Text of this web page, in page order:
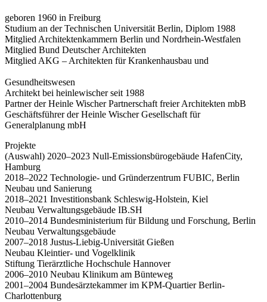
geboren 1960 in Freiburg
Studium an der Technischen Universität Berlin, Diplom 1988
Mitglied Architektenkammern Berlin und Nordrhein-Westfalen
Mitglied Bund Deutscher Architekten
Mitglied AKG – Architekten für Krankenhausbau und
Gesundheitswesen
Architekt bei heinlewischer seit 1988
Partner der Heinle Wischer Partnerschaft freier Architekten mbB
Geschäftsführer der Heinle Wischer Gesellschaft für
Generalplanung mbH
Projekte
(Auswahl) 2020–2023 Null-Emissionsbürogebäude HafenCity,
Hamburg
2018–2022 Technologie- und Gründerzentrum FUBIC, Berlin
Neubau und Sanierung
2018–2021 Investitionsbank Schleswig-Holstein, Kiel
Neubau Verwaltungsgebäude IB.SH
2010–2014 Bundesministerium für Bildung und Forschung, Berlin
Neubau Verwaltungsgebäude
2007–2018 Justus-Liebig-Universität Gießen
Neubau Kleintier- und Vogelklinik
Stiftung Tierärztliche Hochschule Hannover
2006–2010 Neubau Klinikum am Bünteweg
2001–2004 Bundesärztekammer im KPM-Quartier Berlin-
Charlottenburg